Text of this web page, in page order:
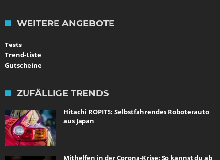
WEITERE ANGEBOTE
Tests
Trend-Liste
Gutscheine
ZUFÄLLIGE TRENDS
Hitachi ROPITS: Selbstfahrendes Roboterauto
aus Japan
Mithelfen in der Corona-Krise: So kannst du ab